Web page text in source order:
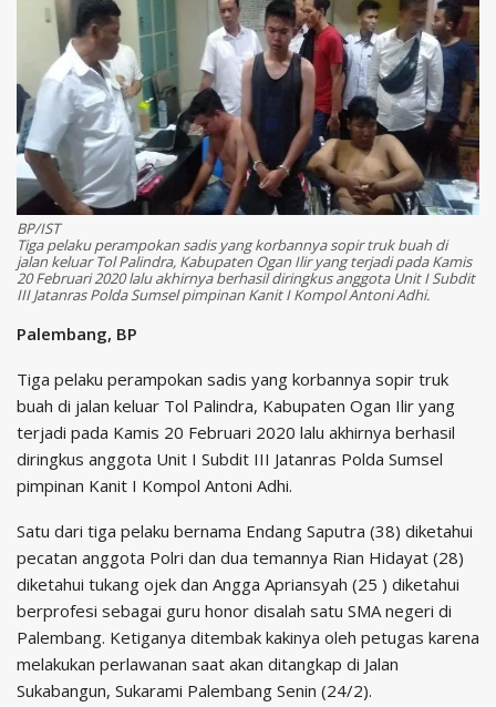
BP/IST
Tiga pelaku perampokan sadis yang korbannya sopir truk buah di
jalan keluar Tol Palindra, Kabupaten Ogan Ilir yang terjadi pada Kamis
20 Februari 2020 lalu akhirnya berhasil diringkus anggota Unit I Subdit
III Jatanras Polda Sumsel pimpinan Kanit I Kompol Antoni Adhi.
Palembang, BP
Tiga pelaku perampokan sadis yang korbannya sopir truk
buah di jalan keluar Tol Palindra, Kabupaten Ogan Ilir yang
terjadi pada Kamis 20 Februari 2020 lalu akhirnya berhasil
diringkus anggota Unit I Subdit III Jatanras Polda Sumsel
pimpinan Kanit I Kompol Antoni Adhi.
Satu dari tiga pelaku bernama Endang Saputra (38) diketahui
pecatan anggota Polri dan dua temannya Rian Hidayat (28)
diketahui tukang ojek dan Angga Apriansyah (25 ) diketahui
berprofesi sebagai guru honor disalah satu SMA negeri di
Palembang. Ketiganya ditembak kakinya oleh petugas karena
melakukan perlawanan saat akan ditangkap di Jalan
Sukabangun, Sukarami Palembang Senin (24/2).